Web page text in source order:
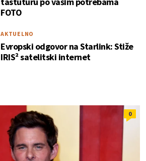
FOTO
AKTUELNO
Evropski odgovor na Starlink: Stiže
IRIS² satelitski internet
0